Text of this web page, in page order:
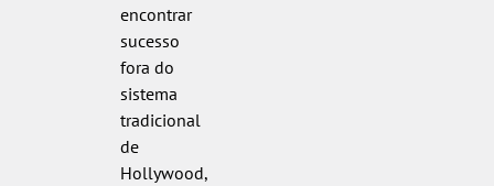
encontrar
sucesso
fora do
sistema
tradicional
de
Hollywood,